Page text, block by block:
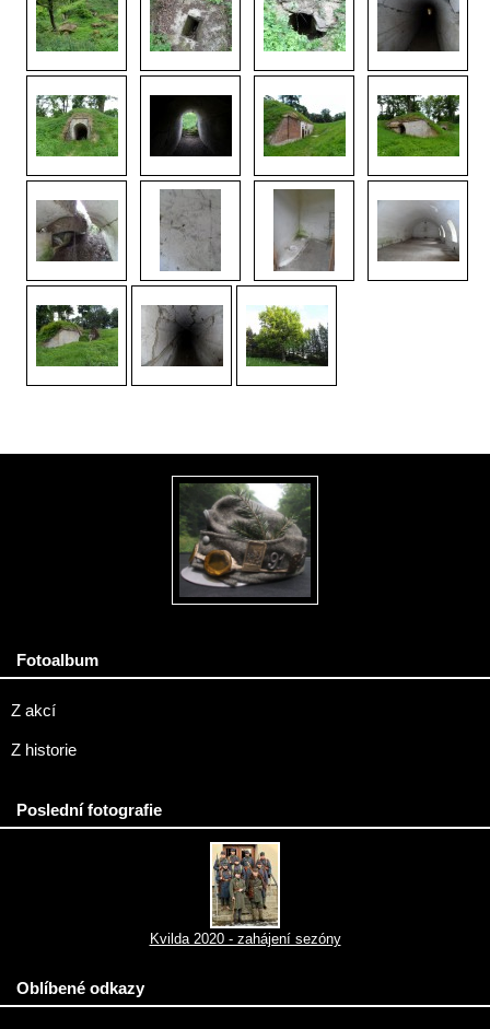
Fotoalbum
Z akcí
Z historie
Poslední fotografie
Kvilda 2020 - zahájení sezóny
Oblíbené odkazy